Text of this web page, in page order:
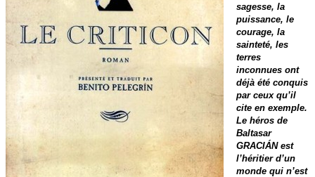
sagesse, la
puissance, le
courage, la
sainteté, les
terres
inconnues ont
déjà été conquis
par ceux qu’il
cite en exemple.
Le héros de
Baltasar
GRACIÁN est
l’héritier d’un
monde qui n’est